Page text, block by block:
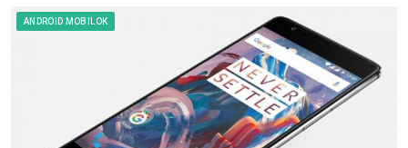
ANDROID MOBILOK